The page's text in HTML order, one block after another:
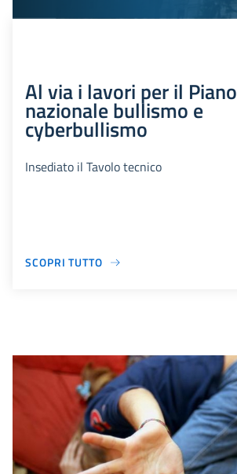
Al via i lavori per il Piano
nazionale bullismo e
cyberbullismo
Insediato il Tavolo tecnico
SCOPRI TUTTO